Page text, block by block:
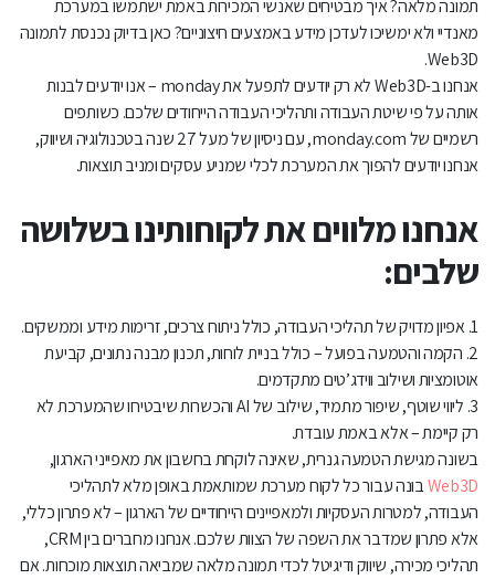
תמונה מלאה? איך מבטיחים שאנשי המכירות באמת ישתמשו במערכת
מאנדיי ולא ימשיכו לעדכן מידע באמצעים חיצוניים? כאן בדיוק נכנסת לתמונה
Web3D.
אנחנו ב-Web3D לא רק יודעים לתפעל את monday – אנו יודעים לבנות
אותה על פי שיטת העבודה ותהליכי העבודה הייחודים שלכם. כשותפים
רשמיים של monday.com, עם ניסיון של מעל 27 שנה בטכנולוגיה ושיווק,
אנחנו יודעים להפוך את המערכת לכלי שמניע עסקים ומניב תוצאות.
אנחנו מלווים את לקוחותינו בשלושה
שלבים:
1. אפיון מדויק של תהליכי העבודה, כולל ניתוח צרכים, זרימות מידע וממשקים.
2. הקמה והטמעה בפועל – כולל בניית לוחות, תכנון מבנה נתונים, קביעת
אוטומציות ושילוב ווידג’טים מתקדמים.
3. ליווי שוטף, שיפור מתמיד, שילוב של AI והכשרות שיבטיחו שהמערכת לא
רק קיימת – אלא באמת עובדת.
בשונה מגישת הטמעה גנרית, שאינה לוקחת בחשבון את מאפייני הארגון,
Web3Dבונה עבור כל לקוח מערכת שמותאמת באופן מלא לתהליכי
העבודה, למטרות העסקיות ולמאפיינים הייחודיים של הארגון – לא פתרון כללי,
אלא פתרון שמדבר את השפה של הצוות שלכם. אנחנו מחברים בין CRM,
תהליכי מכירה, שיווק ודיגיטל לכדי תמונה מלאה שמביאה תוצאות מוכחות. אם